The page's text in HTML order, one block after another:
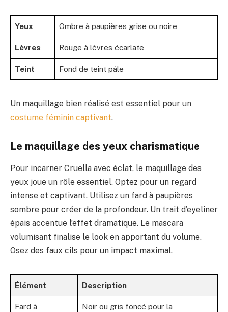
Yeux Ombre à paupières grise ou noire
Lèvres Rouge à lèvres écarlate
Teint Fond de teint pâle
Un maquillage bien réalisé est essentiel pour un
costume féminin captivant.
Le maquillage des yeux charismatique
Pour incarner Cruella avec éclat, le maquillage des
yeux joue un rôle essentiel. Optez pour un regard
intense et captivant. Utilisez un fard à paupières
sombre pour créer de la profondeur. Un trait d’eyeliner
épais accentue l’effet dramatique. Le mascara
volumisant finalise le look en apportant du volume.
Osez des faux cils pour un impact maximal.
Élément Description
Fard à
Noir ou gris foncé pour la